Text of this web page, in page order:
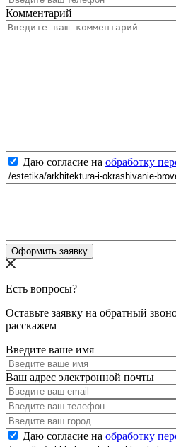
Комментарий
Даю согласие на обработку
Есть вопросы?
Оставьте заявку на обратный
расскажем
Введите ваше имя
Ваш адрес электронной почты
Даю согласие на обработку